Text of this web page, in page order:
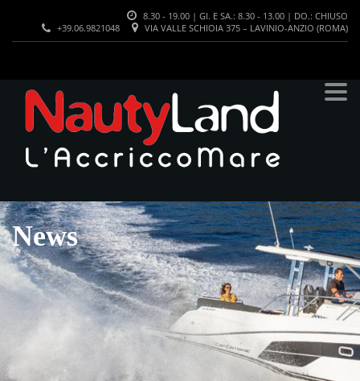
8.30 - 19.00 | GI. E SA.: 8.30 - 13.00 | DO.: CHIUSO
VIA VALLE SCHIOIA 375 – LAVINIO-ANZIO (ROMA)
+39.06.9821048
News